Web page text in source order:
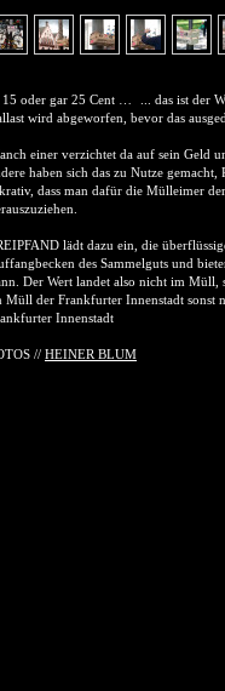
15 oder gar 25 Cent … ... das ist der
wird abgeworfen, bevor das
einer verzichtet da auf sein Geld
haben sich das zu Nutze
dass man dafür die Mülleimer
lädt dazu ein, die
des Sammelguts und
Der Wert landet also nicht im Müll,
Müll der Frankfurter Innenstadt
Innenstadt
// HEINER BLUM